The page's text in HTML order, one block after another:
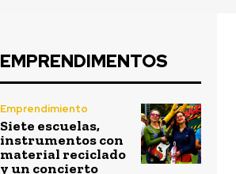
EMPRENDIMENTOS
Emprendimiento
Siete escuelas,
instrumentos con
material reciclado
y un concierto